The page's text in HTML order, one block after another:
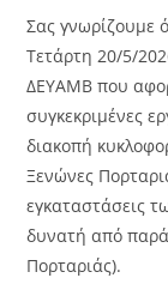
Σας γνωρίζουμε
Τετάρτη 20/5/
ΔΕΥΑΜΒ που
συγκεκριμένες
διακοπή
Ξενώνες
εγκαταστάσεις
δυνατή από
Πορταριάς).